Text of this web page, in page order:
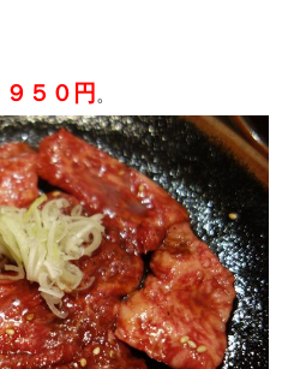
９５０円 。